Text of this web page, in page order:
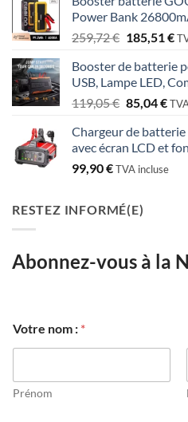
Power Bank
259,72€ Le
initial
était :
259,72 €.
185,51€Le
Booster de batterie
USB, Lampe LED,
119,05€ Le
initial
était :
119,05 €.
85,04€Le
est :
Chargeur de
avec écran LCD et
99,90€TVA incluse
RESTEZ INFORMÉ(E)
Abonnez-vous à la
-
m
i
l
Votre nom : *
Prénom